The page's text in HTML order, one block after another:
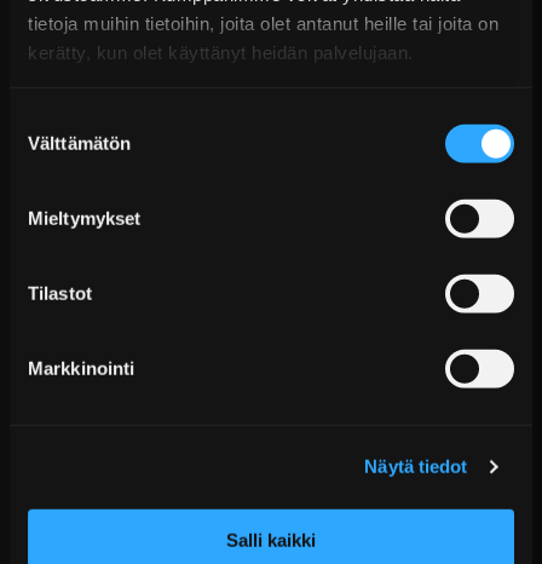
tietoja muihin tietoihin, joita olet antanut heille tai joita on
kerätty, kun olet käyttänyt heidän palvelujaan.
valinta
Välttämätön
Mieltymykset
Tilastot
Markkinointi
Näytä tiedot
Salli kaikki
D2 Circuit Coiloverit BMW 3-sarja E36 (1990–1998)
Toimitus arviolta 20 arkipäivää (jälkitoimitus)